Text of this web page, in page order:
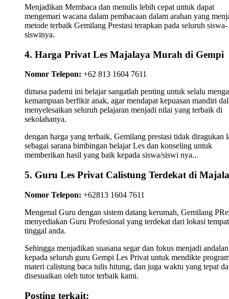
Menjadikan Membaca dan menulis lebih cepat untuk dapat
mengemari wacana dalam pembacaan dalam arahan yang
metode terbaik Gemilang Prestasi terapkan pada seluruh siswa-
siswinya.
4. Harga Privat Les Majalaya Murah di Gempi
Nomor Telepon: +62 813 1604 7611
dimasa pademi ini belajar sangatlah penting untuk selalu
kemampuan berfikir anak, agar mendapat kepuasan mandiri
menyelesaikan seluruh pelajaran menjadi nilai yang terbaik di
sekolahanya.
dengan harga yang terbaik, Gemilang prestasi tidak diragukan
sebagai sarana bimbingan belajar Les dan konseling untuk
memberikan hasil yang baik kepada siswa/siswi nya...
5. Guru Les Privat Calistung Terdekat di
Nomor Telepon: +62813 1604 7611
Mengenal Guru dengan sistem datang kerumah, Gemilang
menyediakan Guru Profesional yang terdekat dari lokasi tempat
tinggal anda.
Sehingga menjadikan suasana segar dan fokus menjadi andalan
kepada seluruh guru Gempi Les Privat untuk mendikte
materi calistung baca tulis hitung, dan juga waktu yang tepat
disesuaikan oleh tutor terbaik kami.
Posting terkait: